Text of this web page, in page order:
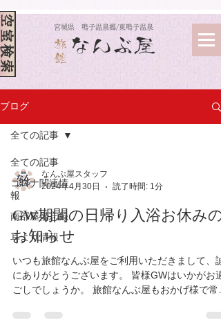
​宮城県 鳴子温泉郷/東鳴子温泉
旅
館
なんぶ屋
空室検索
ブログ
全ての記事
コロナ関連情
報
南部屋備忘録
耳より情報
全ての記事
なんぶ屋スタッフ
2024年4月30日
読了時間: 1分
GW期間の日帰り入浴お休みの
お知らせ
いつも旅館なんぶ屋をご利用いただきまして、誠
にありがとうございます。 皆様GWはいかがお過
ごしでしょうか。 旅館なんぶ屋もおかげ様で常
しいただいております。 5月のGW期間の日帰り